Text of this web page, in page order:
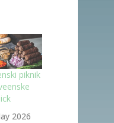
piknik
2026